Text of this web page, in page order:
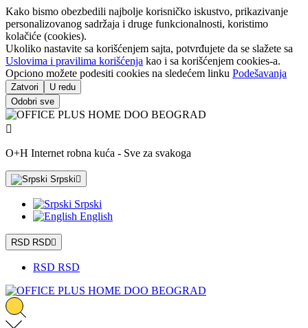
Kako bismo obezbedili najbolje korisničko iskustvo, prikazivanje
personalizovanog sadržaja i druge funkcionalnosti, koristimo
kolačiće (cookies).
Ukoliko nastavite sa korišćenjem sajta, potvrđujete da se slažete sa
Uslovima i pravilima korišćenja kao i sa korišćenjem cookies-a.
Opciono možete podesiti cookies na sledećem linku Podešavanja
Zatvori
U redu
Odobri sve

O+H Internet robna kuća - Sve za svakoga
Srpski 
Srpski
English
RSD RSD
RSD RSD